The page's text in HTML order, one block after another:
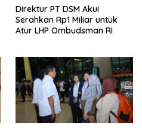
Direktur PT DSM Akui
Serahkan Rp1 Miliar untuk
Atur LHP Ombudsman RI